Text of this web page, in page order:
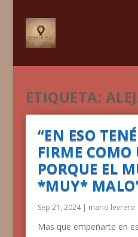
ETIQUETA:
“EN ESO
FIRME
PORQUE EL
*MUY*
Sep 21, 2024| mario levrero
Mas que empeñarte en